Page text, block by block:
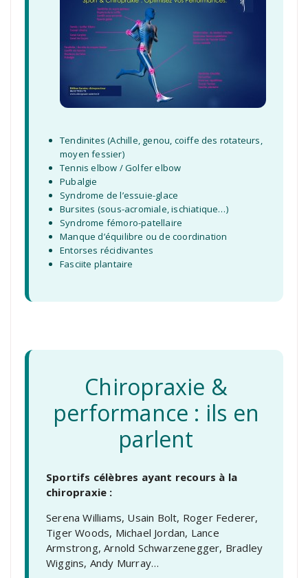
Tendinites (Achille, genou, coiffe des rotateurs,
moyen fessier)
Tennis elbow / Golfer elbow
Pubalgie
Syndrome de l’essuie-glace
Bursites (sous-acromiale, ischiatique…)
Syndrome fémoro-patellaire
Manque d’équilibre ou de coordination
Entorses récidivantes
Fasciite plantaire
Chiropraxie &
performance : ils en
parlent
Sportifs célèbres ayant recours à la
chiropraxie :
Serena Williams, Usain Bolt, Roger Federer,
Tiger Woods, Michael Jordan, Lance
Armstrong, Arnold Schwarzenegger, Bradley
Wiggins, Andy Murray…